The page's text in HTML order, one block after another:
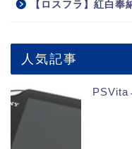
【ロスフラ】紅白
人気記事